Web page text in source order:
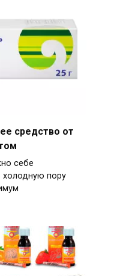
средство от
себе
холодную пору